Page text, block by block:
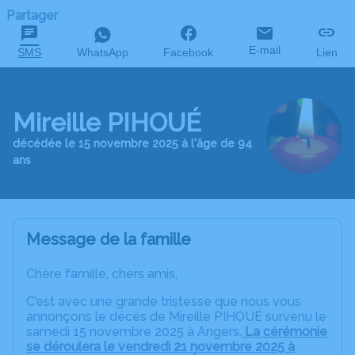
Partager
SMS WhatsApp Facebook E-mail Lien
Mireille PIHOUÉ
décédée le 15 novembre 2025 à l'âge de 94
ans
Message de la famille
Chère famille, chers amis,
C’est avec une grande tristesse que nous vous
annonçons le décès de Mireille PIHOUÉ survenu le
samedi 15 novembre 2025 à Angers. La cérémonie
se déroulera le vendredi 21 novembre 2025 à